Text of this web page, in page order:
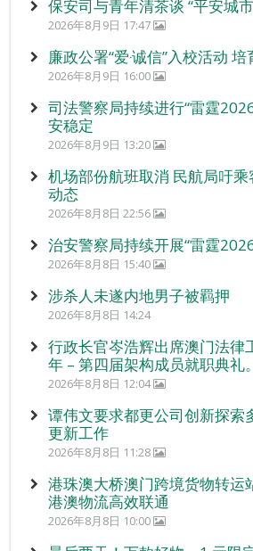
保安司与青年清茶谈 “平安城
2026年8月9日 17:47
廉政公署“爱‧诚信”入校活动
2026年8月9日 16:00
司法警察局持续进行“雷霆
安稳定
2026年8月9日 13:20
机场部份航班取消 民航局吁
动态
2026年8月8日 22:56
治安警察局持续开展“雷霆
2026年8月8日 15:40
涉杀人未遂内地男子被羁押
2026年8月8日 14:24
行政长官岑浩辉出席澳门法律
年 – 第四届架构成员就职典礼。
2026年8月8日 12:04
谭伟文要求都更公司创新探索
更新工作
2026年8月8日 11:28
港珠澳大桥澳门跨境货物转运
港澳物流高效联通
2026年8月8日 10:00